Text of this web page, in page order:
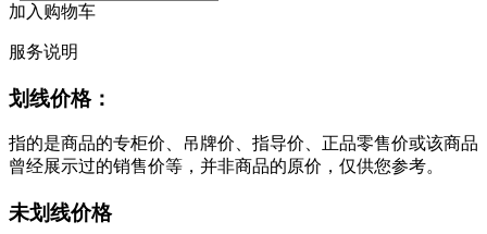
加入购物车
服务说明
划线价格：
指的是商品的专柜价、吊牌价、指导价、正品零售价或该商品
曾经展示过的销售价等，并非商品的原价，仅供您参考。
未划线价格